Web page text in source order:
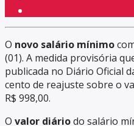
O novo salário mínimo
(01). A medida provisória
publicada no Diário Oficial
cento de reajuste sobre o
R$ 998,00.
O valor diáriodo salário